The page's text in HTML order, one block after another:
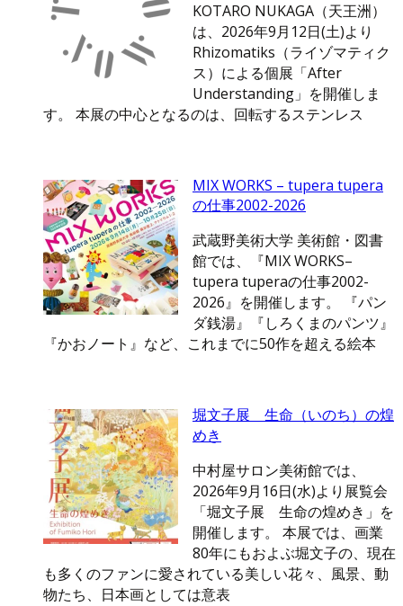
KOTARO NUKAGA（天王洲）
は、2026年9月12日(土)より
Rhizomatiks（ライゾマティク
ス）による個展「After
Understanding」を開催しま
す。 本展の中心となるのは、回転するステンレス
MIX WORKS – tupera tupera
の仕事2002-2026
武蔵野美術大学 美術館・図書
館では、『MIX WORKS–
tupera tuperaの仕事2002-
2026』を開催します。 『パン
ダ銭湯』『しろくまのパンツ』
『かおノート』など、これまでに50作を超える絵本
堀文子展 生命（いのち）の煌
めき
中村屋サロン美術館では、
2026年9月16日(水)より展覧会
「堀文子展 生命の煌めき」を
開催します。 本展では、画業
80年にもおよぶ堀文子の、現在
も多くのファンに愛されている美しい花々、風景、動
物たち、日本画としては意表